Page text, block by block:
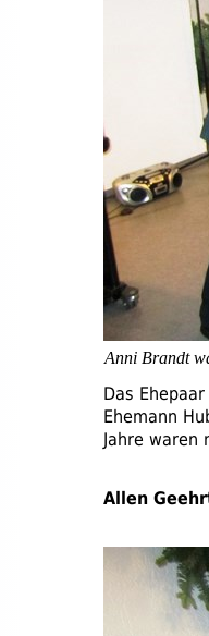
Anni Brandt
Das
Ehemann
Jahre waren
Allen